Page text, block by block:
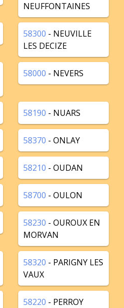
NEUFFONTAINES
58300 - NEUVILLE
LES DECIZE
58000 - NEVERS
58190 - NUARS
58370 - ONLAY
58210 - OUDAN
58700 - OULON
58230 - OUROUX EN
MORVAN
58320 - PARIGNY LES
VAUX
58220 - PERROY